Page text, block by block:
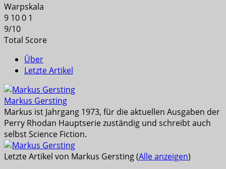
Warpskala
9 100 1
9/10
Total Score
Über
Letzte Artikel
Markus Gersting
Markus ist Jahrgang 1973, für die aktuellen Ausgaben der
Perry Rhodan Hauptserie zuständig und schreibt auch
selbst Science Fiction.
Letzte Artikel von Markus Gersting(Alle anzeigen)